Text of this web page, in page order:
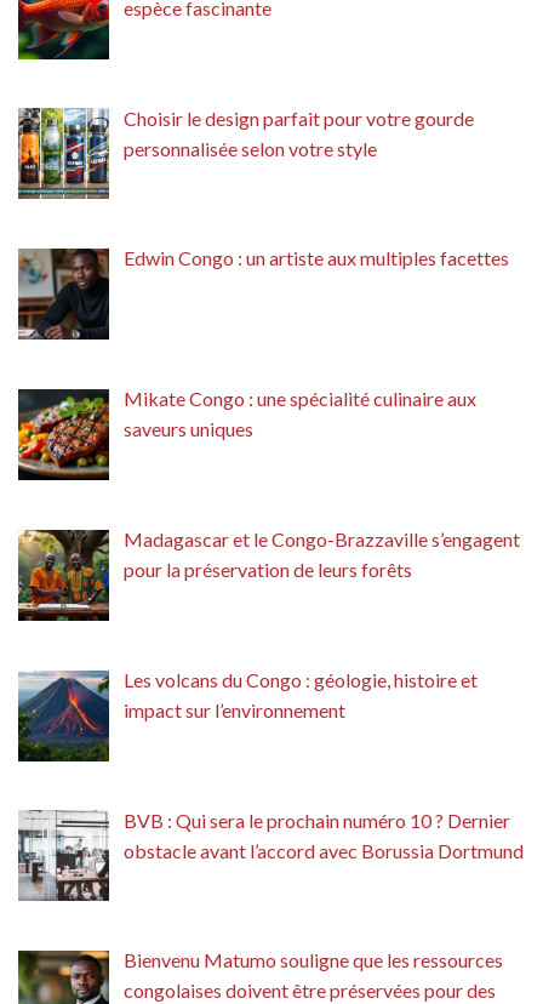
espèce fascinante
Choisir le design parfait pour votre gourde
personnalisée selon votre style
Edwin Congo : un artiste aux multiples facettes
Mikate Congo : une spécialité culinaire aux
saveurs uniques
Madagascar et le Congo-Brazzaville s’engagent
pour la préservation de leurs forêts
Les volcans du Congo : géologie, histoire et
impact sur l’environnement
BVB : Qui sera le prochain numéro 10 ? Dernier
obstacle avant l’accord avec Borussia Dortmund
Bienvenu Matumo souligne que les ressources
congolaises doivent être préservées pour des